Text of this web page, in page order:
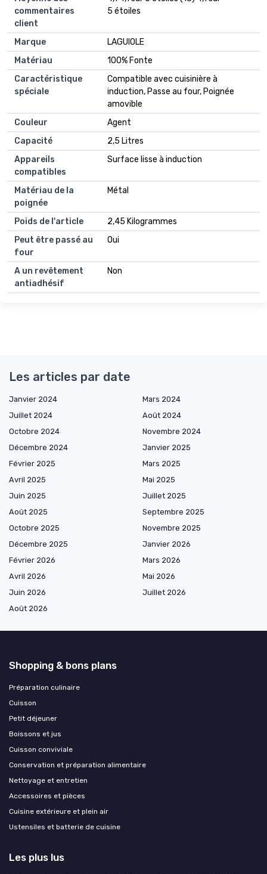
commentaires
client
5 étoiles
Marque
LAGUIOLE
Matériau
100% Fonte
Caractéristique
spéciale
Compatible avec cuisinière à
induction, Passe au four, Poignée
amovible
Couleur
Agent
Capacité
2,5 Litres
Appareils
compatibles
Surface lisse à induction
Matériau de la
poignée
Métal
Poids de l'article
2,45 Kilogrammes
Peut être passé au
four
Oui
A un revêtement
antiadhésif
Non
Les articles par date
Janvier 2024
Mars 2024
Juillet 2024
Août 2024
Octobre 2024
Novembre 2024
Décembre 2024
Janvier 2025
Février 2025
Mars 2025
Avril 2025
Mai 2025
Juin 2025
Juillet 2025
Août 2025
Septembre 2025
Octobre 2025
Novembre 2025
Décembre 2025
Janvier 2026
Février 2026
Mars 2026
Avril 2026
Mai 2026
Juin 2026
Juillet 2026
Août 2026
Shopping & bons plans
Préparation culinaire
Cuisson
Petit déjeuner
Boissons et jus
Cuisson conviviale
Conservation et préparation alimentaire
Nettoyage et entretien
Accessoires et pièces
Cuisine extérieure et plein air
Ustensiles et batterie de cuisine
Les plus lus